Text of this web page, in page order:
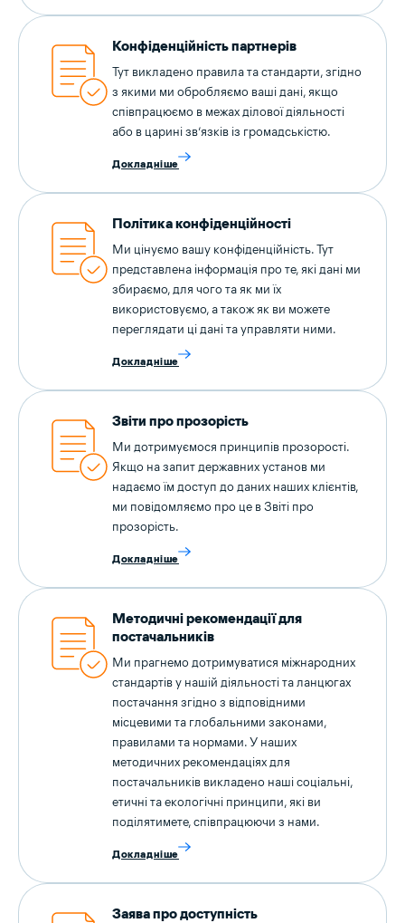
Конфіденційність партнерів
Тут викладено правила та стандарти, згідно
з якими ми обробляємо ваші дані, якщо
співпрацюємо в межах ділової діяльності
або в царині зв’язків із громадськістю.
Докладніше
Політика конфіденційності
Ми цінуємо вашу конфіденційність. Тут
представлена інформація про те, які дані ми
збираємо, для чого та як ми їх
використовуємо, а також як ви можете
переглядати ці дані та управляти ними.
Докладніше
Звіти про прозорість
Ми дотримуємося принципів прозорості.
Якщо на запит державних установ ми
надаємо їм доступ до даних наших клієнтів,
ми повідомляємо про це в Звіті про
прозорість.
Докладніше
Методичні рекомендації для
постачальників
Ми прагнемо дотримуватися міжнародних
стандартів у нашій діяльності та ланцюгах
постачання згідно з відповідними
місцевими та глобальними законами,
правилами та нормами. У наших
методичних рекомендаціях для
постачальників викладено наші соціальні,
етичні та екологічні принципи, які ви
поділятимете, співпрацюючи з нами.
Докладніше
Заява про доступність